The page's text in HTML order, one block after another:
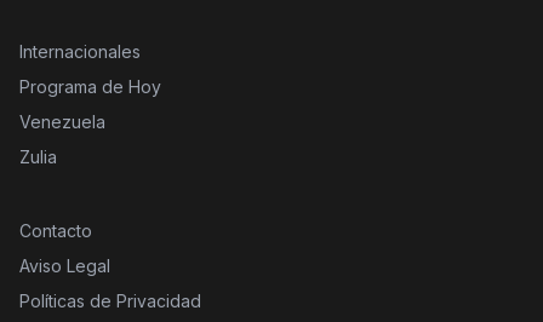
Internacionales
Programa de Hoy
Venezuela
Zulia
Contacto
Aviso Legal
Políticas de Privacidad